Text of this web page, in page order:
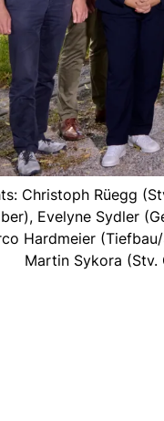
Christoph Rüegg
Evelyne Sydler
Hardmeier
Martin Sykora (Stv.